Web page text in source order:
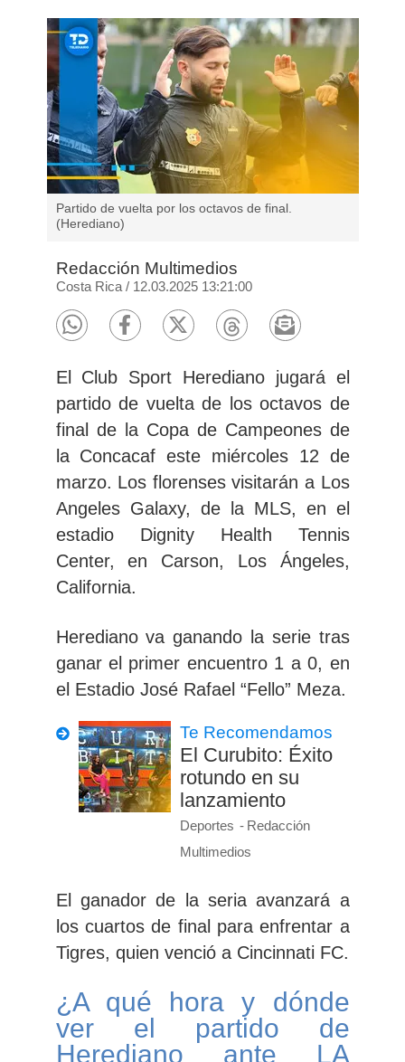
Partido de vuelta por los octavos de final.
(Herediano)
Redacción Multimedios
Costa Rica/ 12.03.2025 13:21:00
El Club Sport Herediano jugará el
partido de vuelta de los octavos de
final de la Copa de Campeones de
la Concacaf este miércoles 12 de
marzo. Los florenses visitarán a Los
Angeles Galaxy, de la MLS, en el
estadio Dignity Health Tennis
Center, en Carson, Los Ángeles,
California.
Herediano va ganando la serietras
ganar el primer encuentro1 a 0, en
el Estadio José Rafael “Fello” Meza.
Te Recomendamos
El Curubito: Éxito
rotundo en su
lanzamiento
Deportes
Redacción
Multimedios
El ganador de la seria avanzará a
los cuartos de final para enfrentar a
Tigres, quien venció a Cincinnati FC.
¿A qué hora y dónde
ver el partido de
Herediano ante LA